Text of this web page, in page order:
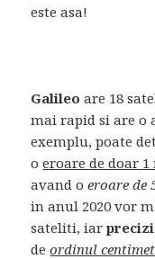
este asa!
Galileo are 18
mai rapid si are o
exemplu, poate
oeroare de doar
avand oeroare de
in anul 2020 vor
sateliti, iar
deordinul